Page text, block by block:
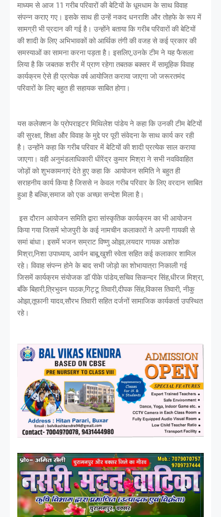
माध्यम से आज 11 गरीब परिवारों की बेटियों के धूमधाम के साथ विवाह
संपन्न कराए गए। इसके साथ ही उन्हें नकद धनराशि और तोहफे के रूप में
सामग्री भी प्रदान की गई है। उन्होंने बताया कि गरीब परिवारों की बेटियों
की शादी के लिए अभिभावकों को आर्थिक तंगी की वजह से कई प्रकार की
समस्याओं का सामना करना पड़ता है। इसलिए,उनके टीम ने यह फैसला
लिया है कि जबतक शरीर में प्राण रहेगा तबतक बक्सर में सामूहिक विवाह
कार्यक्रम ऐसे ही प्रत्येक वर्ष आयोजित कराया जाएगा जो जरूरतमंद
परिवारों के लिए बहुत ही सहायक साबित होगा।
यस कलेक्शन के प्रोपराइटर मिथिलेश पांडेय ने कहा कि उनकी टीम बेटियों
की सुरक्षा, शिक्षा और विवाह के मुद्दे पर पूरी संवेदना के साथ कार्य कर रही
है। उन्होंने कहा कि गरीब परिवार में बेटियों की शादी प्रत्येक साल कराया
जाएगा। वही अनुमंडलाधिकारी धीरेंद्र कुमार मिश्रा ने सभी नवविवाहित
जोड़ों को शुभकामनाएं देते हुए कहा कि आयोजन समिति ने बहुत ही
सराहनीय कार्य किया है जिससे न केवल गरीब परिवार के लिए वरदान साबित
हुआ है बल्कि,समाज को एक अच्छा सन्देश मिला है।
इस दौरान आयोजन समिति द्वारा सांस्कृतिक कार्यक्रम का भी आयोजन
किया गया जिसमें भोजपुरी के कई नामचीन कलाकारों ने अपनी गायकी से
समां बांधा। इसमें भजन सम्राट विष्णु ओझा,लयदार गायक अशोक
मिश्रा,निशा उपाध्याय, आर्यन बाबू,खुशी स्वेता सहित कई कलाकार शामिल
रहे। विवाह संपन्न होने के बाद सभी जोड़ो का शोभायात्रा निकाली गई
जिसमें कार्यक्रम संयोजक डॉ पीके पांडेय,सचिव सिकन्दर सिंह,धीरज मिश्रा,
बाँके बिहारी,त्रिभुवन पाठक,गिट्टू तिवारी,दीपक सिंह,विकास तिवारी, नीकु
ओझा,तूफानी यादव,सौरभ तिवारी सहित दर्जनों सामाजिक कार्यकर्ता उपस्थित
रहे।